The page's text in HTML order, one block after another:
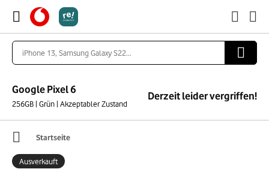
Google Pixel 6
256GB | Grün | Akzeptabler Zustand
Derzeit leider vergriffen!
Startseite
Ausverkauft